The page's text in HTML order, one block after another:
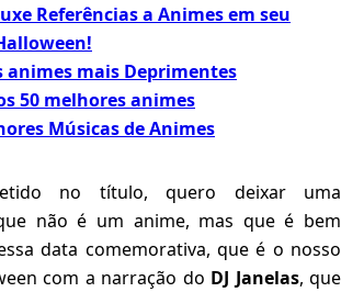
Referências a Animes em seu
animes mais Deprimentes
50 melhores animes
Músicas de Animes
no título, quero deixar uma
não é um anime, mas que é bem
data comemorativa, que é o nosso
com a narração do DJ Janelas, que